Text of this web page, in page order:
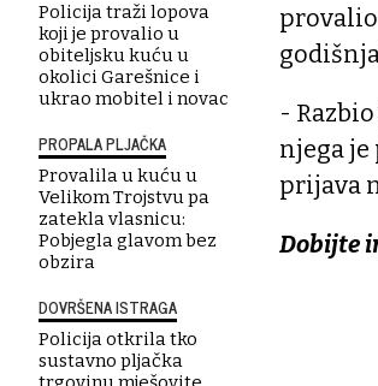
Policija traži lopova
koji je provalio u
obiteljsku kuću u
okolici Garešnice i
ukrao mobitel i novac
PROPALA PLJAČKA
Provalila u kuću u
Velikom Trojstvu pa
zatekla vlasnicu:
Pobjegla glavom bez
obzira
DOVRŠENA ISTRAGA
Policija otkrila tko
sustavno pljačka
-
njega
prijava
Dobijte